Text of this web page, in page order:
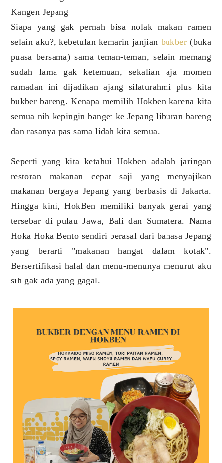
Kangen Jepang
Siapa yang gak pernah bisa nolak makan ramen
selain aku?, kebetulan kemarin janjian bukber (buka
puasa bersama) sama teman-teman, selain memang
sudah lama gak ketemuan, sekalian aja momen
ramadan ini dijadikan ajang silaturahmi plus kita
bukber bareng. Kenapa memilih Hokben karena kita
semua nih kepingin banget ke Jepang liburan bareng
dan rasanya pas sama lidah kita semua.
Seperti yang kita ketahui Hokben adalah jaringan
restoran makanan cepat saji yang menyajikan
makanan bergaya Jepang yang berbasis di Jakarta.
Hingga kini, HokBen memiliki banyak gerai yang
tersebar di pulau Jawa, Bali dan Sumatera. Nama
Hoka Hoka Bento sendiri berasal dari bahasa Jepang
yang berarti "makanan hangat dalam kotak".
Bersertifikasi halal dan menu-menunya menurut aku
sih gak ada yang gagal.